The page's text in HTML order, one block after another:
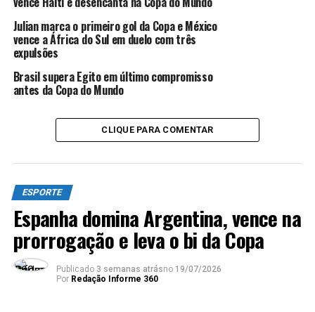
FUTEBOL
SERRA ES
ATÉ A PRÓXIMA
Terceira Ponte
Fluminense derrota o Olímpia por 2 a 0 pela
Julian marca o primeiro gol da Copa e México
vence a África do Sul em duelo com três
expulsões
Brasil supera Egito em último compromisso
antes da Copa do Mundo
CLIQUE PARA COMENTAR
ESPORTE
Espanha domina Argentina, vence na
prorrogação e leva o bi da Copa
Publicado 3 semanas atrásno 19/07/2026
Por Redação Informe 360